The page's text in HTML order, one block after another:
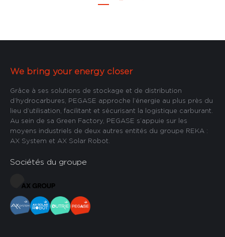
We bring your energy closer
Grâce à ses solutions de stockage et de distribution
d’hydrocarbures, PEGASE approche l’énergie au plus près du
lieu d’utilisation, facilitant et sécurisant la logistique carburant.
Au sein de sa Green Factory, PEGASE s’appuie sur les
moyens industriels de deux autres entités du groupe REKA :
AX System et AX Solar Robot.
Sociétés du groupe